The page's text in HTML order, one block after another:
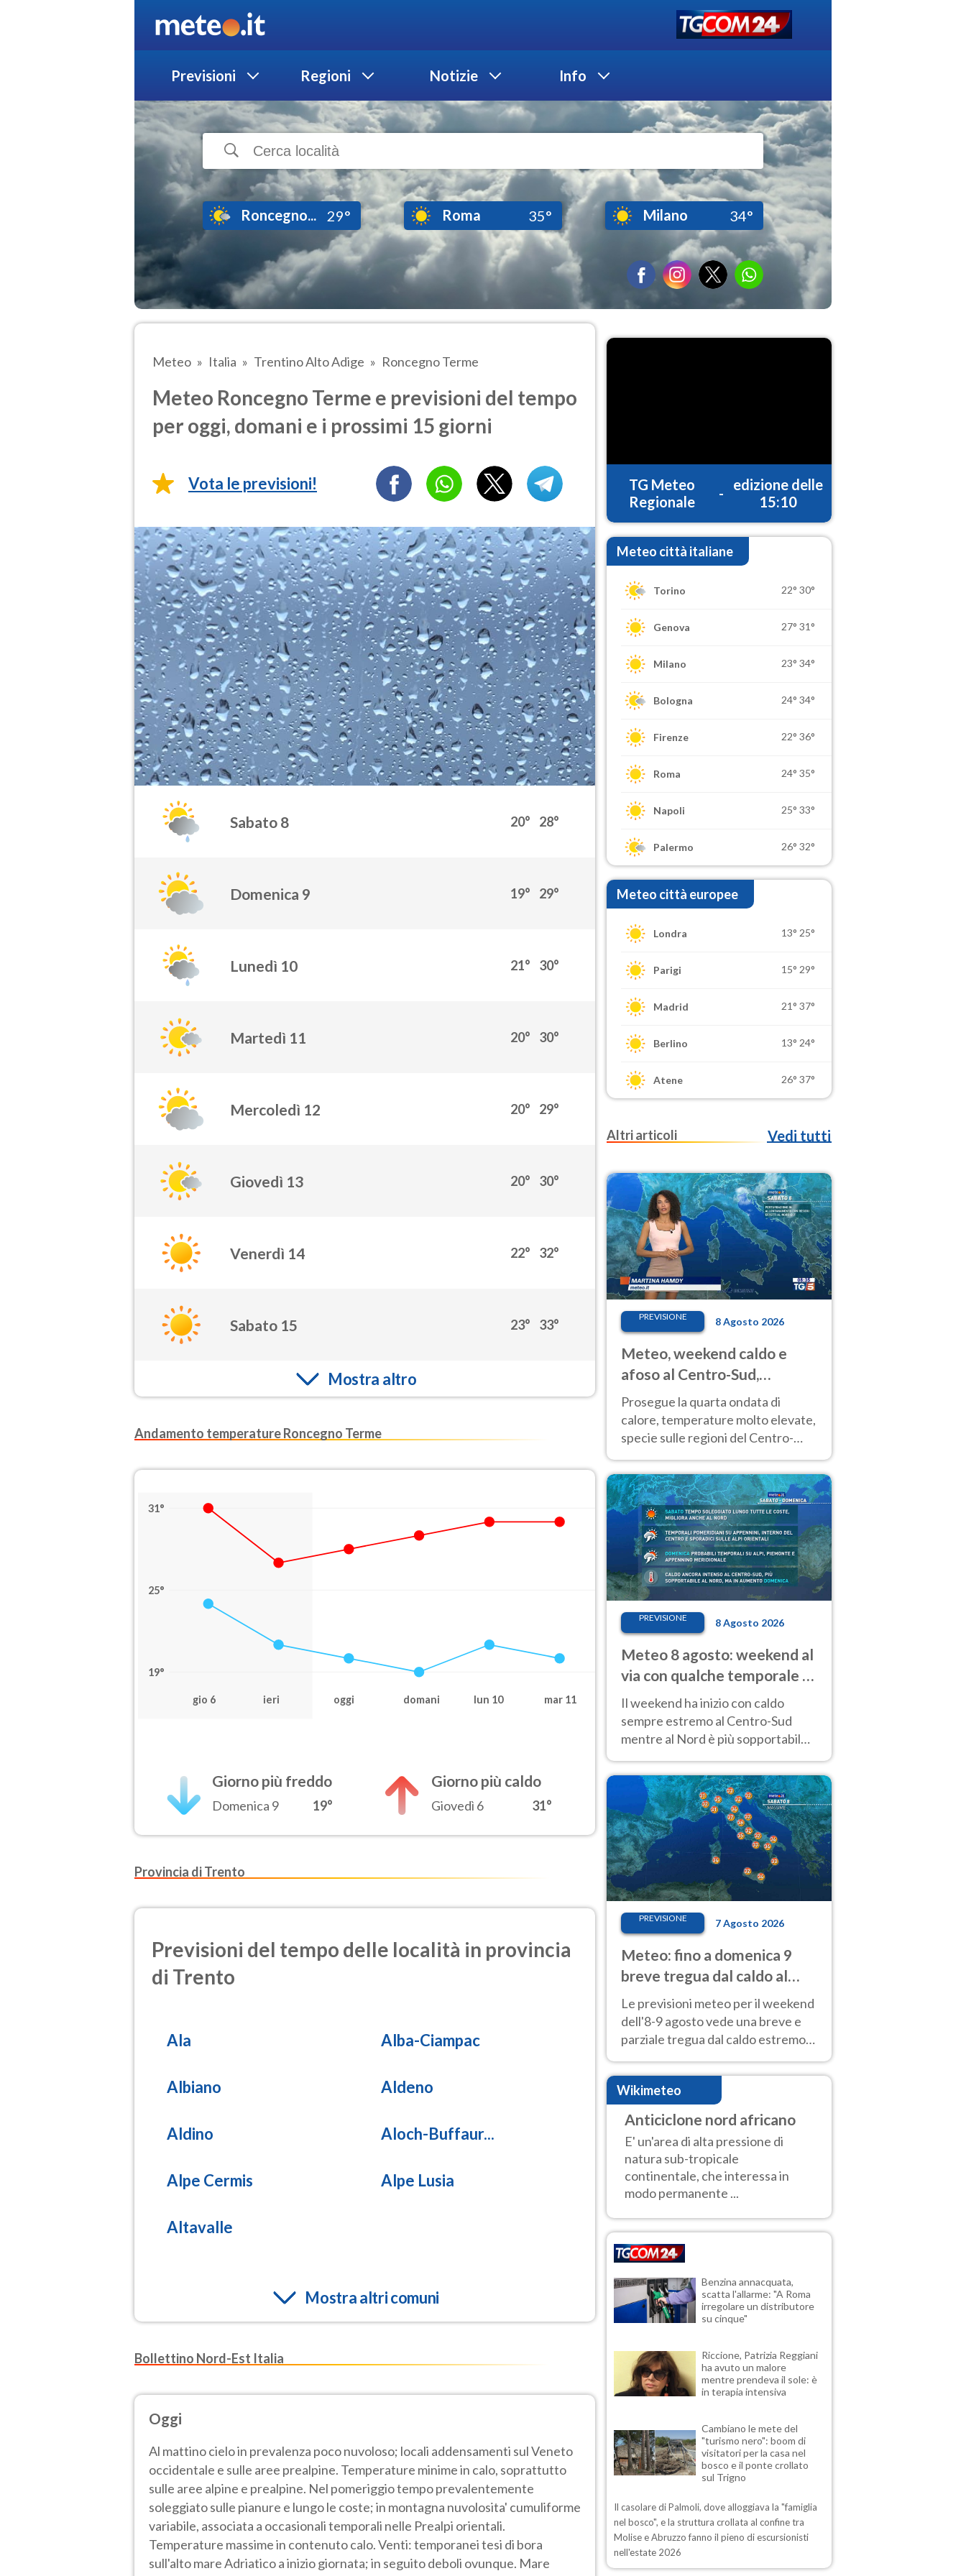
Previsioni Regioni Notizie Info
Roncegno... 29° Roma 35° Milano 34°
Meteo Italia Trentino Alto Adige Roncegno Terme
Meteo Roncegno Terme e previsioni del tempo
per oggi, domani e i prossimi 15 giorni
Vota le previsioni!
Sabato 8 20° 28°
Domenica 9 19° 29°
Lunedì 10 21° 30°
Martedì 11 20° 30°
Mercoledì 12 20° 29°
Giovedì 13 20° 30°
Venerdì 14 22° 32°
Sabato 15 23° 33°
Mostra altro
Andamento temperature Roncegno Terme
31°
25°
19°
gio 6 ieri oggi domani lun 10 mar 11
Giorno più freddo
Domenica 9 19°
Giorno più caldo
Giovedì 6 31°
Provincia di Trento
Previsioni del tempo delle località in provincia
di Trento
Ala Alba-Ciampac
Albiano Aldeno
Aldino Aloch-Buffaur...
Alpe Cermis Alpe Lusia
Altavalle
Mostra altri comuni
Bollettino Nord-Est Italia
Oggi
Al mattino cielo in prevalenza poco nuvoloso; locali addensamenti sul Veneto
occidentale e sulle aree prealpine. Temperature minime in calo, soprattutto
sulle aree alpine e prealpine. Nel pomeriggio tempo prevalentemente
soleggiato sulle pianure e lungo le coste; in montagna nuvolosita' cumuliforme
variabile, associata a occasionali temporali nelle Prealpi orientali.
Temperature massime in contenuto calo. Venti: temporanei tesi di bora
sull'alto mare Adriatico a inizio giornata; in seguito deboli ovunque. Mare
TG Meteo
Regionale
-
edizione delle
15:10
Meteo città italiane
Torino 22° 30°
Genova 27° 31°
Milano 23° 34°
Bologna 24° 34°
Firenze 22° 36°
Roma 24° 35°
Napoli 25° 33°
Palermo 26° 32°
Meteo città europee
Londra 13° 25°
Parigi 15° 29°
Madrid 21° 37°
Berlino 13° 24°
Atene 26° 37°
Altri articoli Vedi tutti
PREVISIONE 8 Agosto 2026
Meteo, weekend caldo e
afoso al Centro-Sud,
temporali sui rilievi
Prosegue la quarta ondata di
calore, temperature molto elevate,
specie sulle regioni del Centro-
aree montuose
PREVISIONE 8 Agosto 2026
Meteo 8 agosto: weekend al
via con qualche temporale e
caldo estremo al Centro-Sud
Il weekend ha inizio con caldo
sempre estremo al Centro-Sud
mentre al Nord è più sopportabile
calore sui rilievi.
PREVISIONE 7 Agosto 2026
Meteo: fino a domenica 9
breve tregua dal caldo al
Nord! Altrove calura e afa
Le previsioni meteo per il weekend
dell'8-9 agosto vede una breve e
parziale tregua dal caldo estremo
al Nord mentre altrove persistono
40 gradi.
Wikimeteo
Anticiclone nord africano
E' un'area di alta pressione di
natura sub-tropicale
continentale, che interessa in
modo permanente ...
Benzina annacquata,
scatta l'allarme: "A Roma
irregolare un distributore
su cinque"
Riccione, Patrizia Reggiani
ha avuto un malore
mentre prendeva il sole: è
in terapia intensiva
Cambiano le mete del
"turismo nero": boom di
visitatori per la casa nel
bosco e il ponte crollato
sul Trigno
Il casolare di Palmoli, dove alloggiava la "famiglia
nel bosco", e la struttura crollata al confine tra
Molise e Abruzzo fanno il pieno di escursionisti
nell'estate 2026